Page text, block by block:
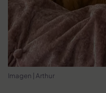
Imagen | Arthur